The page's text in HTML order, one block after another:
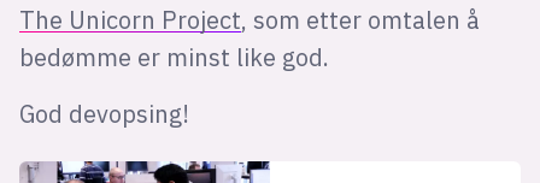
The Unicorn Project, som etter omtalen å
bedømme er minst like god.
God devopsing!